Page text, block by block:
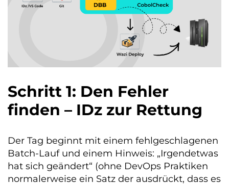
Schritt 1: Den Fehler
finden – IDz zur Rettung
Der Tag beginnt mit einem fehlgeschlagenen
Batch-Lauf und einem Hinweis: „Irgendetwas
hat sich geändert“ (ohne DevOps Praktiken
normalerweise ein Satz der ausdrückt, dass es